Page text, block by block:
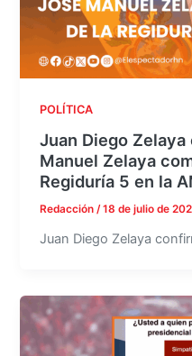
POLÍTICA
Juan Diego
Manuel Zelaya
Regiduría 5 en la
Redacción/18 de julio de
Juan Diego Zelaya